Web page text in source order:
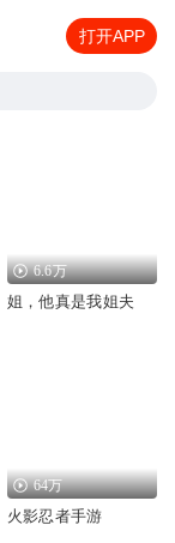
打开APP
6.6万
姐，他真是我姐夫
64万
火影忍者手游